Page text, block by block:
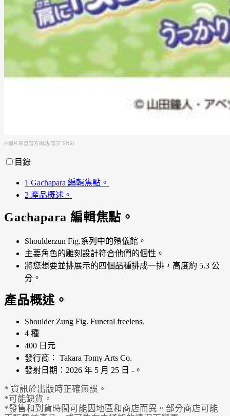
(*圖片來自官方網站/官方 SNS)
目錄
1 Gachapara 編輯焦點。
2 產品概述。
Gachapara 編輯焦點。
Shoulderzun Fig.系列中的殯儀館。
主要角色的雕刻設計符合他們的個性。
將您想要並排展示的四個品種排成一排，高度約 5.3 公
分。
產品概述。
Shoulder Zung Fig. Funeral freelens.
4 種
400 日元
發行商： Takara Tomy Arts Co.
發射日期：2026 年 5 月 25 日 -。
* 資訊於出版時正確無誤。
*可能缺貨。
*發售和到貨時間可能因地區和商店而異。部分商店可能